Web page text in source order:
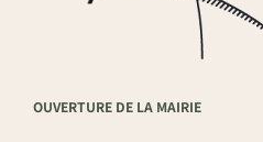
OUVERTURE DE LA MAIRIE